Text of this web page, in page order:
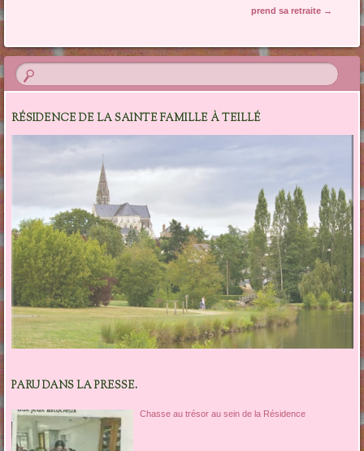
prend sa retraite →
RÉSIDENCE DE LA SAINTE FAMILLE À TEILLÉ
PARU DANS LA PRESSE.
Chasse au trésor au sein de la Résidence